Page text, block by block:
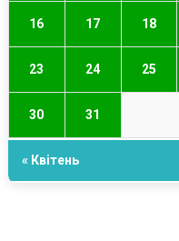
16 17 18
23 24 25
30 31
« Квітень